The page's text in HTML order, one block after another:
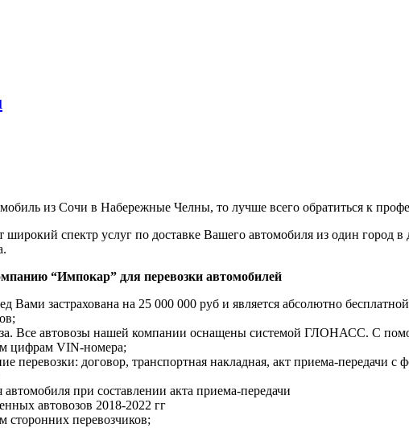
из Сочи в Набережные Челны, то лучше всего обратиться к
спектр услуг по доставке Вашего автомобиля из один город
“Импокар” для перевозки автомобилей
Вами застрахована на 25 000 000 руб и является абсолютно
Все автовозы нашей компании оснащены системой ГЛОНАСС. С
цифрам VIN-номера;
перевозки: договор, транспортная накладная, акт приема-
при составлении акта приема-передачи
автовозов 2018-2022 гг
сторонних перевозчиков;